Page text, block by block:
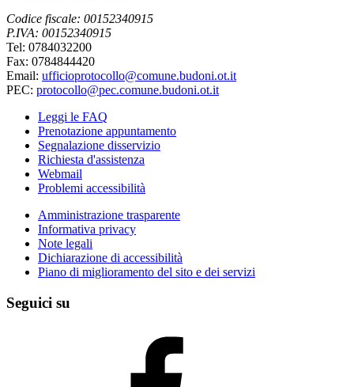
Codice fiscale: 00152340915
P.IVA: 00152340915
Tel: 0784032200
Fax: 0784844420
Email: ufficioprotocollo@comune.budoni.ot.it
PEC: protocollo@pec.comune.budoni.ot.it
Leggi le FAQ
Prenotazione appuntamento
Segnalazione disservizio
Richiesta d'assistenza
Webmail
Problemi accessibilità
Amministrazione trasparente
Informativa privacy
Note legali
Dichiarazione di accessibilità
Piano di miglioramento del sito e dei servizi
Seguici su